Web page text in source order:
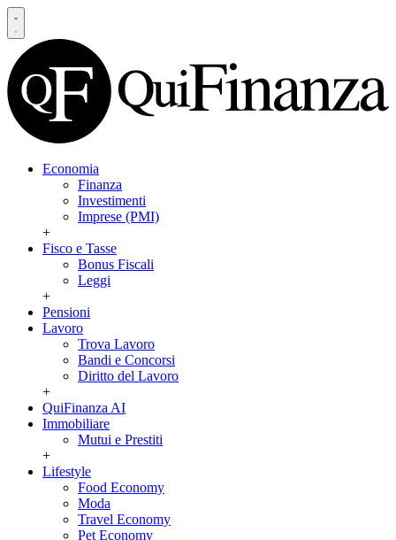
Economia
Finanza
Investimenti
Imprese (PMI)
+
Fisco e Tasse
Bonus Fiscali
Leggi
+
Pensioni
Lavoro
Trova Lavoro
Bandi e Concorsi
Diritto del Lavoro
+
QuiFinanza AI
Immobiliare
Mutui e Prestiti
+
Lifestyle
Food Economy
Moda
Travel Economy
Pet Economy